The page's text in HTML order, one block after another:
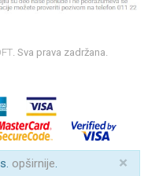
. Sva prava zadržana.
×
opširnije.